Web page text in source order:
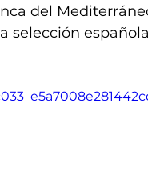
del
selección